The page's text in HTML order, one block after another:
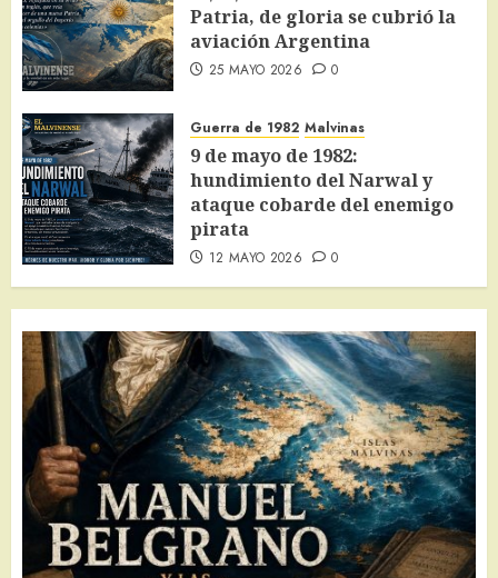
6
Portaaviones Invencible
¿Malvinas guarda un secreto
«invencible»?
30 MAYO 2026
7
Malvinas
Lo que dejó Malvinas: el final de los
portaaviones de la clase «invencible»
29 MAYO 2026 0
Patria, de gloria se cubrió la
aviación Argentina
25 MAYO 2026 0
Guerra de 1982 Malvinas
9 de mayo de 1982:
hundimiento del Narwal y
ataque cobarde del enemigo
pirata
12 MAYO 2026 0